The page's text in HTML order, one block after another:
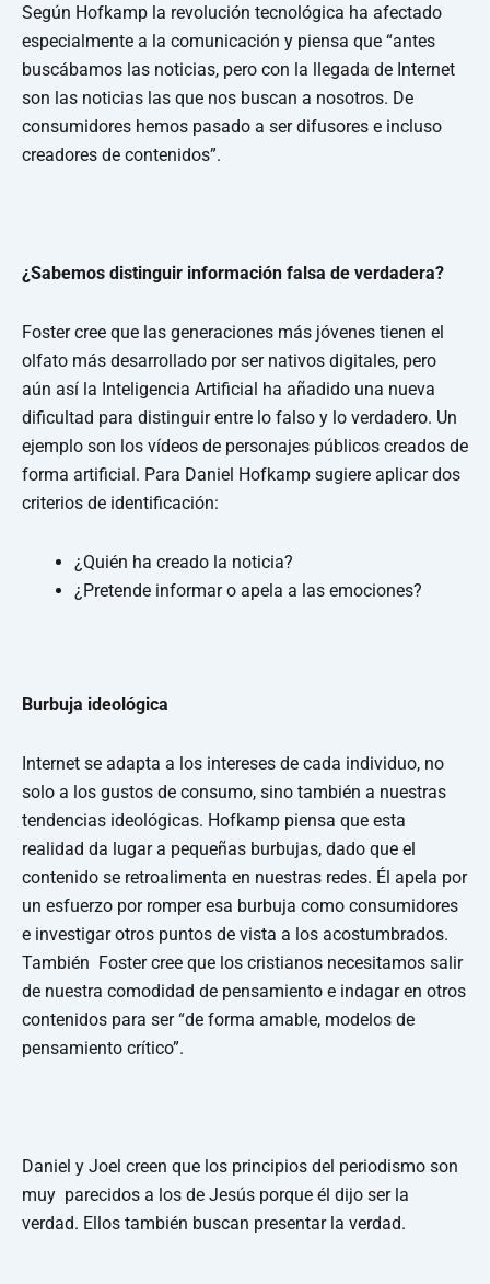
Según Hofkamp la revolución tecnológica ha afectado
especialmente a la comunicación y piensa que “antes
buscábamos las noticias, pero con la llegada de Internet
son las noticias las que nos buscan a nosotros. De
consumidores hemos pasado a ser difusores e incluso
creadores de contenidos”.
¿Sabemos distinguir información falsa de verdadera?
Foster cree que las generaciones más jóvenes tienen el
olfato más desarrollado por ser nativos digitales, pero
aún así la Inteligencia Artificial ha añadido una nueva
dificultad para distinguir entre lo falso y lo verdadero. Un
ejemplo son los vídeos de personajes públicos creados de
forma artificial. Para Daniel Hofkamp sugiere aplicar dos
criterios de identificación:
¿Quién ha creado la noticia?
¿Pretende informar o apela a las emociones?
Burbuja ideológica
Internet se adapta a los intereses de cada individuo, no
solo a los gustos de consumo, sino también a nuestras
tendencias ideológicas. Hofkamp piensa que esta
realidad da lugar a pequeñas burbujas, dado que el
contenido se retroalimenta en nuestras redes. Él apela por
un esfuerzo por romper esa burbuja como consumidores
e investigar otros puntos de vista a los acostumbrados.
También Foster cree que los cristianos necesitamos salir
de nuestra comodidad de pensamiento e indagar en otros
contenidos para ser “de forma amable, modelos de
pensamiento crítico”.
Daniel y Joel creen que los principios del periodismo son
muy parecidos a los de Jesús porque él dijo ser la
verdad. Ellos también buscan presentar la verdad.